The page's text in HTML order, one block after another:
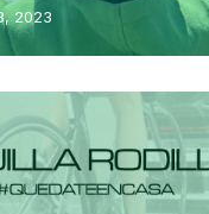
2023